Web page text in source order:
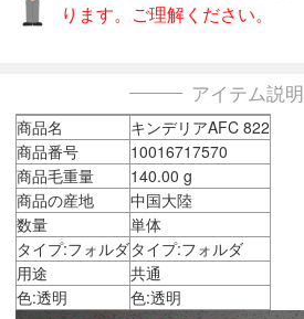
ります。ご理解ください。
アイテム説明
商品名
キンデリアAFC 822
商品番号
10016717570
商品毛重量
140.00 g
商品の産地
中国大陸
数量
単体
タイプ:フォルダタイプ:フォルダ
用途
共通
色:透明
色:透明